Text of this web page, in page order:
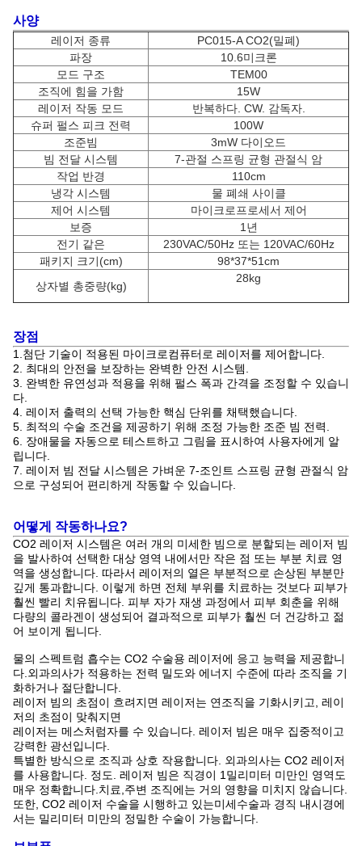
사양
레이저 종류
PC015-A CO2(밀폐)
파장
10.6미크론
모드 구조
TEM00
조직에 힘을 가함
15W
레이저 작동 모드
반복하다. CW. 감독자.
슈퍼 펄스 피크 전력
100W
조준빔
3mW 다이오드
빔 전달 시스템
7-관절 스프링 균형 관절식 암
작업 반경
110cm
냉각 시스템
물 폐쇄 사이클
제어 시스템
마이크로프로세서 제어
보증
1년
전기 같은
230VAC/50Hz 또는 120VAC/60Hz
패키지 크기(cm)
98*37*51cm
상자별 총중량(kg)
28kg
장점
1. 첨단 기술이 적용된 마이크로컴퓨터로 레이저를 제어합니다.
2. 최대의 안전을 보장하는 완벽한 안전 시스템.
3. 완벽한 유연성과 적용을 위해 펄스 폭과 간격을 조정할 수 있습니
다.
4. 레이저 출력의 선택 가능한 핵심 단위를 채택했습니다.
5. 최적의 수술 조건을 제공하기 위해 조정 가능한 조준 빔 전력.
6. 장애물을 자동으로 테스트하고 그림을 표시하여 사용자에게 알
립니다.
7. 레이저 빔 전달 시스템은 가벼운 7-조인트 스프링 균형 관절식 암
으로 구성되어 편리하게 작동할 수 있습니다.
어떻게 작동하나요?
CO2 레이저 시스템은 여러 개의 미세한 빔으로 분할되는 레이저 빔
을 발사하여 선택한 대상 영역 내에서만 작은 점 또는 부분 치료 영
역을 생성합니다. 따라서 레이저의 열은 부분적으로 손상된 부분만
깊게 통과합니다. 이렇게 하면 전체 부위를 치료하는 것보다 피부가
훨씬 빨리 치유됩니다. 피부 자가 재생 과정에서 피부 회춘을 위해
다량의 콜라겐이 생성되어 결과적으로 피부가 훨씬 더 건강하고 젊
어 보이게 됩니다.
물의 스펙트럼 흡수는 CO2 수술용 레이저에 응고 능력을 제공합니
다. 외과의사가 적용하는 전력 밀도와 에너지 수준에 따라 조직을 기
화하거나 절단합니다.
레이저 빔의 초점이 흐려지면 레이저는 연조직을 기화시키고, 레이
저의 초점이 맞춰지면
레이저는 메스처럼자를 수 있습니다. 레이저 빔은 매우 집중적이고
강력한 광선입니다.
특별한 방식으로 조직과 상호 작용합니다. 외과의사는 CO2 레이저
를 사용합니다. 정도. 레이저 빔은 직경이 1밀리미터 미만인 영역도
매우 정확합니다. 치료, 주변 조직에는 거의 영향을 미치지 않습니다.
또한, CO2 레이저 수술을 시행하고 있는미세수술과 경직 내시경에
서는 밀리미터 미만의 정밀한 수술이 가능합니다.